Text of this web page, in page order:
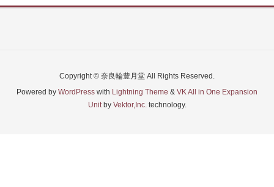
Copyright © 奈良輪豊月堂 All Rights Reserved.
Powered by WordPress with Lightning Theme & VK All in One Expansion
Unitby Vektor,Inc.technology.